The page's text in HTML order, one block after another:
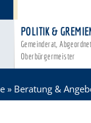
POLITIK &
Gemeinderat,
Oberbürgermeister
» Beratung &